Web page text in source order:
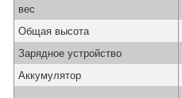
вес
Общая высота
Зарядное устройство
Аккумулятор